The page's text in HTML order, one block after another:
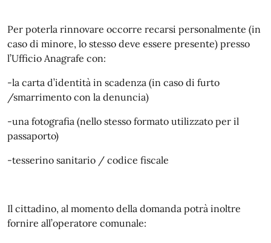
Per poterla rinnovare occorre recarsi personalmente (in
caso di minore, lo stesso deve essere presente) presso
l’Ufficio Anagrafe con:
-la carta d’identità in scadenza (in caso di furto
/smarrimento con la denuncia)
-una fotografia (nello stesso formato utilizzato per il
passaporto)
-tesserino sanitario / codice fiscale
Il cittadino, al momento della domanda potrà inoltre
fornire all’operatore comunale: